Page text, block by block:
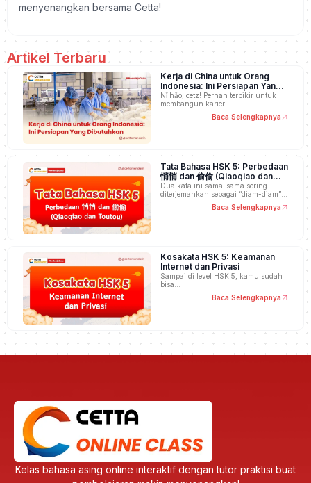
menyenangkan bersama Cetta!
Artikel Terbaru
Kerja di China untuk Orang
Indonesia: Ini Persiapan Yang
Dibutuhkan
Nǐ hǎo, cetz! Pernah terpikir untuk
membangun karier…
Baca Selengkapnya
Tata Bahasa HSK 5: Perbedaan
悄悄 dan 偷偷 (Qiaoqiao dan
Toutou)
Dua kata ini sama-sama sering
diterjemahkan sebagai “diam-diam”,
Baca Selengkapnya
Kosakata HSK 5: Keamanan
Internet dan Privasi
Sampai di level HSK 5, kamu sudah
bisa…
Baca Selengkapnya
Kelas bahasa asing online interaktif dengan tutor praktisi buat